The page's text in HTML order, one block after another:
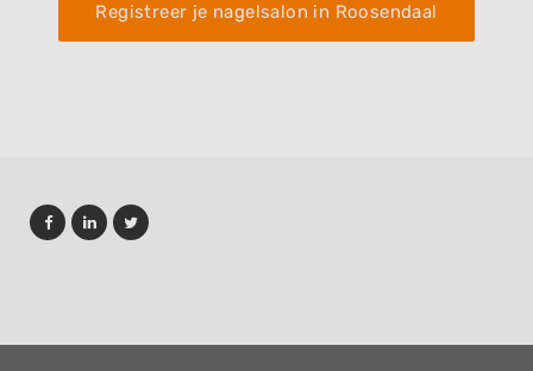
Registreer je nagelsalon in Roosendaal